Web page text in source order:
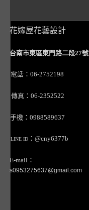
花嫁屋花藝設計
台南市東區東門路二段27號
電話：06-2752198
傳真：06-2352522
手機：0988589637
LINE ID ：@cny6377b
E-mail：
s0953275637@gmail.com